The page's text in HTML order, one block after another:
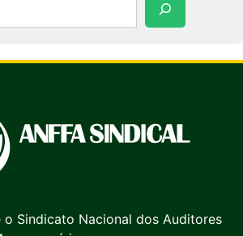
o Sindicato Nacional dos Auditores